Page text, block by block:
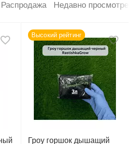
Распродажа Недавно
Высокий рейтинг
Гроу горшок дышащий